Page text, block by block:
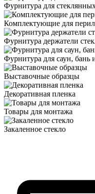
Фурнитура для
Комплектующие для
Фурнитура держатели
Фурнитура для саун, бань
Выставочные образцы
Декоративная пленка
Товары для монтажа
Закаленное стекло